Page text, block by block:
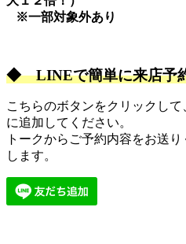
※一部対象外あり
◆LINEで簡単に来店
こちらのボタンをクリックし
に追加してください。
トークからご予約内容をお送
します。